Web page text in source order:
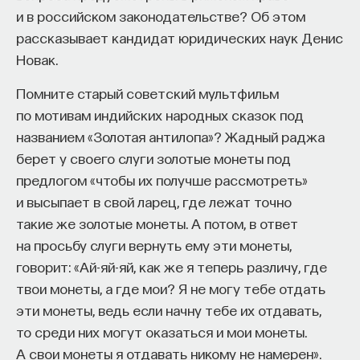
и в российском законодательстве? Об этом
рассказывает кандидат юридических наук Денис
Новак.
Помните старый советский мультфильм
по мотивам индийских народных сказок под
названием «Золотая антилопа»? Жадный раджа
берет у своего слуги золотые монеты под
предлогом «чтобы их получше рассмотреть»
и высыпает в свой ларец, где лежат точно
такие же золотые монеты. А потом, в ответ
на просьбу слуги вернуть ему эти монеты,
говорит: «Ай-яй-яй, как же я теперь различу, где
твои монеты, а где мои? Я не могу тебе отдать
эти монеты, ведь если начну тебе их отдавать,
то среди них могут оказаться и мои монеты.
А свои монеты я отдавать никому не намерен».
начала».
Слушатели курса убедятся в том, что
занимательных головоломок, но и набор
инструментов, жизненно необходимых для
современного человека.
Пройдя этот курс, вы:
— Овладеете ключевыми для независимого
мышления навыками: научитесь критически
воспринимать информацию и логично
и аргументированно доказывать свою точку
зрения.
— Узнаете, как философия отвечает
на основополагающие вопросы человечества: что
аномалии при принятии решений, обнаруженные
в экспериментах психологов Даниэла Канемана
и Амоса Тверски. Они увидели, что люди скорее
избегают негативных исходов, чем стараются
приблизить желаемое, хотя нормативная теория
решений утверждает, что им должно быть все
равно. Люди не различают малые и очень малые
вероятности и ведут себя иррационально
разными иными способами.
Канеман и Тверски представляют эти аномалии
как список эффектов. Большое количество
ученых пытаются свести эти разрозненные
эффекты к простой и ясной математической
модели. По крайней мере три таких модели
используют идею того, что люди не столько
максимизируют ожидаемую полезность, сколько